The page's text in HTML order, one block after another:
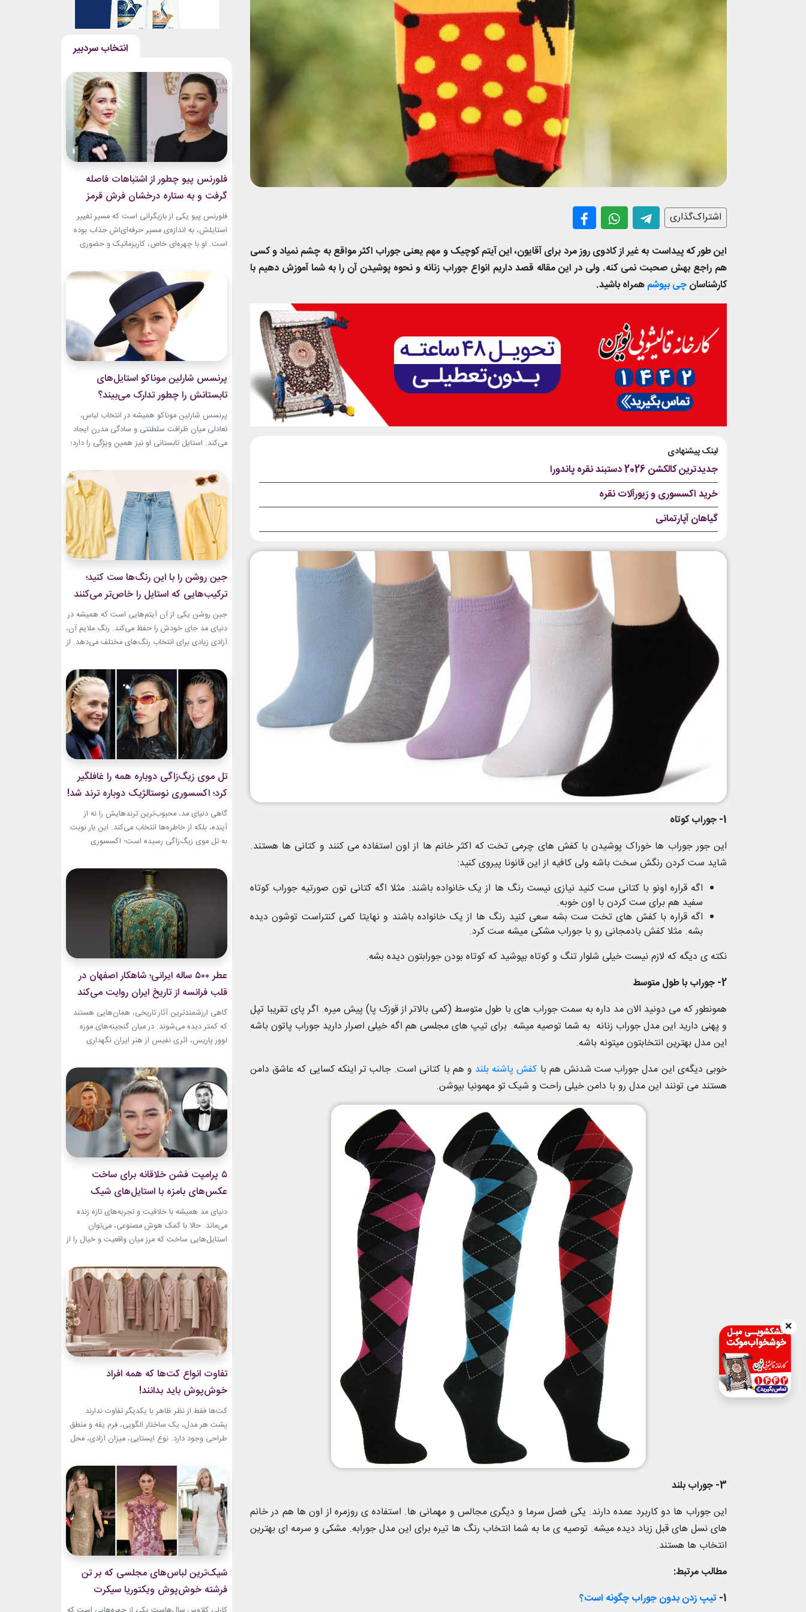
اشتراک‌گذاری
این طور که پیداست به غیر از کادوی روز مرد برای آقایون، این آیتم کوچیک و مهم یعنی جوراب اکثر مواقع به چشم نمیاد و کسی
هم راجع بهش صحبت نمی کنه. ولی در این مقاله قصد داریم انواع جوراب زنانه و نحوه پوشیدن آن را به شما آموزش دهیم با
کارشناسانچی بپوشمهمراه باشید.
لینک پیشنهادی
جدیدترین کالکشن 2026 دستبند نقره پاندورا
خرید اکسسوری و زیورآلات نقره
گیاهان آپارتمانی
1- جوراب کوتاه
این جور جوراب ها خوراک پوشیدن با کفش های چرمی تخت که اکثر خانم ها از اون استفاده می کنند و کتانی ها هستند.
شاید ست کردن رنگش سخت باشه ولی کافیه از این قانونا پیروی کنید:
اگه قراره اونو با کتانی ست کنید نیازی نیست رنگ ها از یک خانواده باشند. مثلا اگه کتانی تون صورتیه جوراب کوتاه
سفید هم برای ست کردن با اون خوبه.
اگه قراره با کفش های تخت ست بشه سعی کنید رنگ ها از یک خانواده باشند و نهایتا کمی کنتراست توشون دیده
بشه. مثلا کفش بادمجانی رو با جوراب مشکی میشه ست کرد.
نکته ی دیگه که لازم نیست خیلی شلوار تنگ و کوتاه بپوشید که کوتاه بودن جورابتون دیده بشه.
2- جوراب با طول متوسط
همونطور که می دونید الان مد داره به سمت جوراب های با طول متوسط (کمی بالاتر از قوزک پا) پیش میره. اگر پای تقریبا تپل
و پهنی دارید این مدل جوراب زنانه به شما توصیه میشه. برای تیپ های مجلسی هم اگه خیلی اصرار دارید جوراب پاتون باشه
این مدل بهترین انتخابتون میتونه باشه.
خوبی دیگه‌ی این مدل جوراب ست شدنش هم با کفش پاشنه بلند و هم با کتانی است. جالب تر اینکه کسایی که عاشق دامن
هستند می تونند این مدل رو با دامن خیلی راحت و شیک تو مهمونیا بپوشن.
3- جوراب بلند
این جوراب ها دو کاربرد عمده دارند. یکی فصل سرما و دیگری مجالس و مهمانی ها. استفاده ی روزمره از اون ها هم در خانم
های نسل های قبل زیاد دیده میشه. توصیه ی ما به شما انتخاب رنگ ها تیره برای این مدل جورابه. مشکی و سرمه ای بهترین
انتخاب ها هستند.
مطالب مرتبط:
1- تیپ زدن بدون جوراب چگونه است؟
فلورنس پیو چطور از اشتباهات فاصله
گرفت و به ستاره درخشان فرش قرمز
تبدیل شد؟
فلورنس پیو یکی از بازیگرانی است که مسیر تغییر
استایلش، به اندازه‌ی مسیر حرفه‌ای‌اش جذاب بوده
است. او با چهره‌ای خاص، کاریزماتیک و حضوری
سال‌های ابتدایی فعالیتش هنوز زبان شخصی خود را
در مد پیدا نکرده بود.لینک پیشنهادیخرید اکسسوری
و زیورآلات نقرهگیاهان آپارتمانیجدیدترین کالکشن
پرنسس شارلین موناکو استایل‌های
تابستانش را چطور تدارک می‌بیند؟
پرنسس شارلین موناکو همیشه در انتخاب لباس،
تعادلی میان ظرافت سلطنتی و سادگی مدرن ایجاد
می‌کند. استایل تابستانی او نیز همین ویژگی را دارد؛
طراحی‌هایی که برای روزهای گرم، هم راحت هستند
و هم باشکوه. از مراسم‌های رسمی کاخ گرفته تا
حضورهای صمیمی‌تر، شارلین نشان داده که
پیراهن‌های...
جین روشن را با این رنگ‌ها ست کنید؛
ترکیب‌هایی که استایل را خاص‌تر می‌کنند
جین روشن یکی از آن آیتم‌هایی است که همیشه در
دنیای مد جای خودش را حفظ می‌کند. رنگ ملایم آن،
آزادی زیادی برای انتخاب رنگ‌های مختلف می‌دهد. از
مینیمال، جین روشن می‌تواند پایه یک ظاهر شیک و
امروزی باشد. کافی است رنگ همراه آن را درست
انتخاب...
تل موی زیگ‌زاگی دوباره همه را غافلگیر
کرد؛ اکسسوری نوستالژیک دوباره ترند شد!
گاهی دنیای مد، محبوب‌ترین ترندهایش را نه از
آینده، بلکه از خاطره‌ها انتخاب می‌کند. این بار نوبت
به تل موی زیگ‌زاگی رسیده است؛ اکسسوری‌
اوایل دهه ۲۰۰۰ به یاد دارند و حالا با ظاهری آشنا اما
جایگاهی تازه، دوباره به مرکز توجه برگشته است....
عطر ۵۰۰ ساله ایرانی؛ شاهکار اصفهان در
قلب فرانسه از تاریخ ایران روایت می‌کند
گاهی ارزشمندترین آثار تاریخی، همان‌هایی هستند
که کمتر دیده می‌شوند. در میان گنجینه‌های موزه
لوور پاریس، اثری نفیس از هنر ایران نگهداری
ذوق، زیبایی و مهارت هنرمندان عصر صفوی است.
بطری عطر صفوی در موزه لوور امروز به یکی از
جذاب‌ترین نمونه‌های هنر ایرانی تبدیل...
۵ پرامپت‌ فشن خلاقانه برای ساخت
عکس‌های بامزه با استایل‌های شیک
دنیای مد همیشه با خلاقیت و تجربه‌های تازه زنده
می‌ماند. حالا با کمک هوش مصنوعی، می‌توان
استایل‌هایی ساخت که مرز میان واقعیت و خیال را از
معرفی می‌کنیم که برای ساخت عکس‌های خاص،
بامزه و متفاوت طراحی شده‌اند. ایده‌هایی که فقط
یک تصویر زیبا نمی‌سازند؛ بلکه...
تفاوت انواع کت‌ها که همه افراد
خوش‌پوش باید بدانند!
کت‌ها فقط از نظر ظاهر با یکدیگر تفاوت ندارند.
پشت هر مدل، یک ساختار الگویی، فرم یقه و منطق
طراحی وجود دارد. نوع ایستایی، میزان آزادی، محل
کت را مشخص می‌کند. یک بلیزر حس رسمی و
شهری دارد، اما یک کت رپ یا اورسایز می‌تواند آزادی
و...
شیک‌ترین لباس‌های مجلسی که بر تن
فرشته خوش‌پوش ویکتوریا سیکرت
دیده‌ایم!